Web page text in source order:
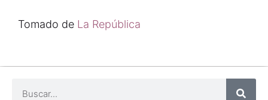
Tomado de La República